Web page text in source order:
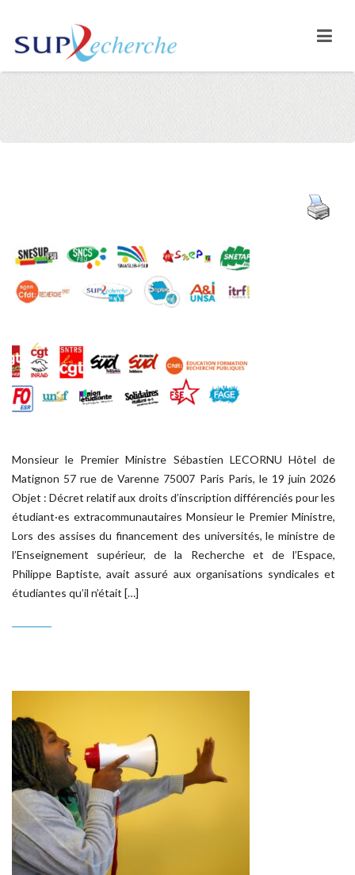
Monsieur le Premier Ministre Sébastien LECORNU Hôtel de
Matignon 57 rue de Varenne 75007 Paris Paris, le 19 juin 2026
Objet : Décret relatif aux droits d’inscription différenciés pour les
étudiant·es extracommunautaires Monsieur le Premier Ministre,
Lors des assises du financement des universités, le ministre de
l’Enseignement supérieur, de la Recherche et de l’Espace,
Philippe Baptiste, avait assuré aux organisations syndicales et
étudiantes qu’il n’était […]